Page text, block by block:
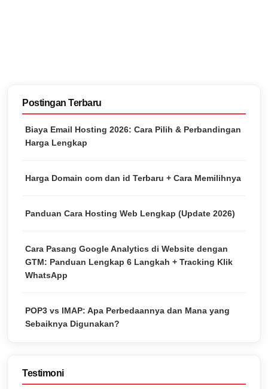
Postingan Terbaru
Biaya Email Hosting 2026: Cara Pilih & Perbandingan
Harga Lengkap
Harga Domain com dan id Terbaru + Cara Memilihnya
Panduan Cara Hosting Web Lengkap (Update 2026)
Cara Pasang Google Analytics di Website dengan
GTM: Panduan Lengkap 6 Langkah + Tracking Klik
WhatsApp
POP3 vs IMAP: Apa Perbedaannya dan Mana yang
Sebaiknya Digunakan?
Testimoni